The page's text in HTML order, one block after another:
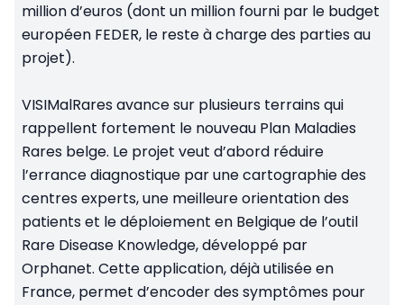
million d’euros (dont un million fourni par le budget
européen FEDER, le reste à charge des parties au
projet).
VISIMalRares avance sur plusieurs terrains qui
rappellent fortement le nouveau Plan Maladies
Rares belge. Le projet veut d’abord réduire
l’errance diagnostique par une cartographie des
centres experts, une meilleure orientation des
patients et le déploiement en Belgique de l’outil
Rare Disease Knowledge, développé par
Orphanet. Cette application, déjà utilisée en
France, permet d’encoder des symptômes pour